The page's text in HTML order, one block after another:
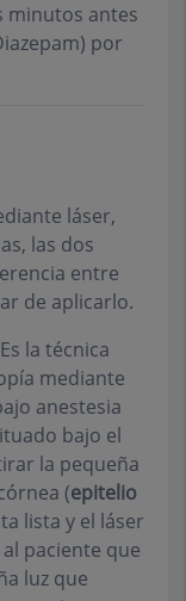
minutos antes
por
láser,
las dos
entre
de aplicarlo.
Es la técnica
mediante
anestesia
bajo el
la pequeña
(epitelio
lista y el láser
paciente que
luz que